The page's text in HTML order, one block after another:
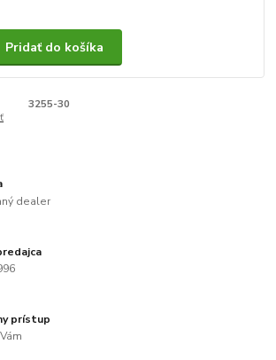
Pridať do košíka
3255-30
dealer
prístup